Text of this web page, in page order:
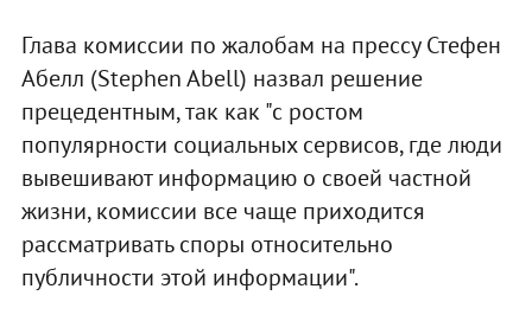
Глава комиссии по жалобам на прессу Стефен
Абелл (Stephen Abell) назвал решение
прецедентным, так как "с ростом
популярности социальных сервисов, где люди
вывешивают информацию о своей частной
жизни, комиссии все чаще приходится
рассматривать споры относительно
публичности этой информации".